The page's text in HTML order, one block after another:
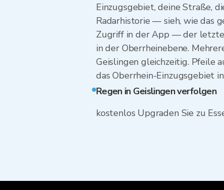
Einzugsgebiet, deine Straße,
Radarhistorie — sieh, wie das
Zugriff in der App — der letzte
in der Oberrheinebene.
Geislingen gleichzeitig. Pfeile
das Oberrhein-Einzugsgebiet
Regen in Geislingen verfolgen
kostenlos Upgraden Sie zu